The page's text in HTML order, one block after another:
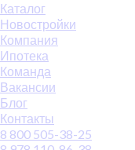
Каталог
Новостройки
Компания
Ипотека
Команда
Вакансии
Блог
Контакты
8 800 505-38-25